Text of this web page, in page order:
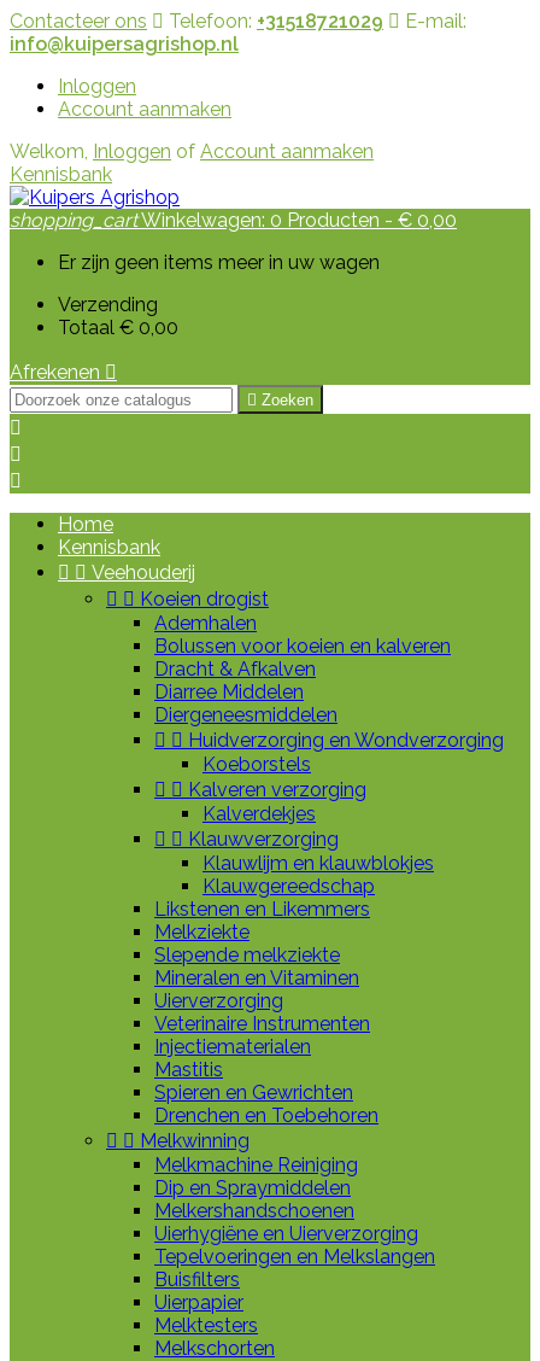
Contacteer ons Telefoon: +31518721029
E-mail:
info@kuipersagrishop.nl
Inloggen
Account aanmaken
Welkom, Inloggen of Account aanmaken
Kennisbank
shopping_cartWinkelwagen: 0 Producten - € 0,00
Er zijn geen items meer in uw wagen
Verzending
Totaal € 0,00
Afrekenen 
 Zoeken



Home
Kennisbank
  Veehouderij
  Koeien drogist
Ademhalen
Bolussen voor koeien en kalveren
Dracht & Afkalven
Diarree Middelen
Diergeneesmiddelen
  Huidverzorging en Wondverzorging
Koeborstels
  Kalveren verzorging
Kalverdekjes
  Klauwverzorging
Klauwlijm en klauwblokjes
Klauwgereedschap
Likstenen en Likemmers
Melkziekte
Slepende melkziekte
Mineralen en Vitaminen
Uierverzorging
Veterinaire Instrumenten
Injectiematerialen
Mastitis
Spieren en Gewrichten
Drenchen en Toebehoren
  Melkwinning
Melkmachine Reiniging
Dip en Spraymiddelen
Melkershandschoenen
Uierhygiëne en Uierverzorging
Tepelvoeringen en Melkslangen
Buisfilters
Uierpapier
Melktesters
Melkschorten